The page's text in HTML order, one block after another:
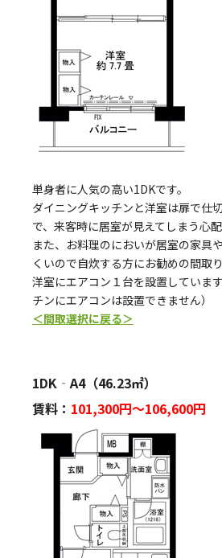
単身者に人気の高い1DKです。
ダイニングキッチンと洋室は扉で仕
で、来客時に居室が見えてしまう心配
また、お料理のにおいが居室の家具
くいので自炊する方にお勧めの間取り
洋室にエアコン１台を設置していま
チンにエアコンは設置できません）
＜間取選択に戻る＞
1DK‐A4（46.23㎡）
賃料： 101,300円～106,600円